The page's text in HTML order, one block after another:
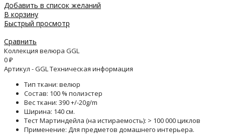
Добавить в список желаний
В корзину
Быстрый просмотр
Сравнить
Коллекция велюра GGL
0₽
Артикул - GGL Техническая информация
Тип ткани: велюр
Состав: 100 % полиэстер
Вес ткани: 390 +/-20g/m
Ширина: 140 см.
Тест Мартиндейла (на истираемость): > 100 000 циклов
Применение: Для предметов домашнего интерьера.